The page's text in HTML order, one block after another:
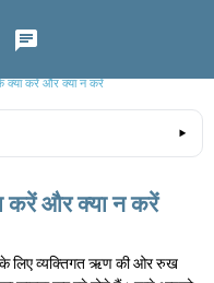
क्या करें और क्या न करें
करें और क्या न करें
के लिए व्यक्तिगत ऋण की ओर रुख